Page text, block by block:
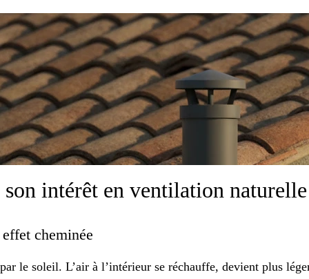
intérêt en ventilation
cheminée
le soleil. L’air à l’intérieur se réchauffe, devient plus